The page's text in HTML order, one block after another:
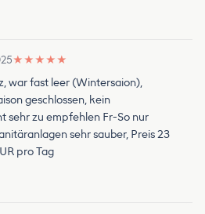
★ ★ ★ ★ ★
war fast leer (Wintersaion),
geschlossen, kein
sehr zu empfehlen Fr-So nur
sehr sauber, Preis 23
pro Tag